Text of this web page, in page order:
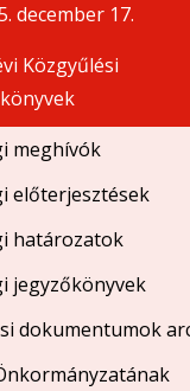
december 17.
Közgyűlési
meghívók
előterjesztések
határozatok
jegyzőkönyvek
dokumentumok